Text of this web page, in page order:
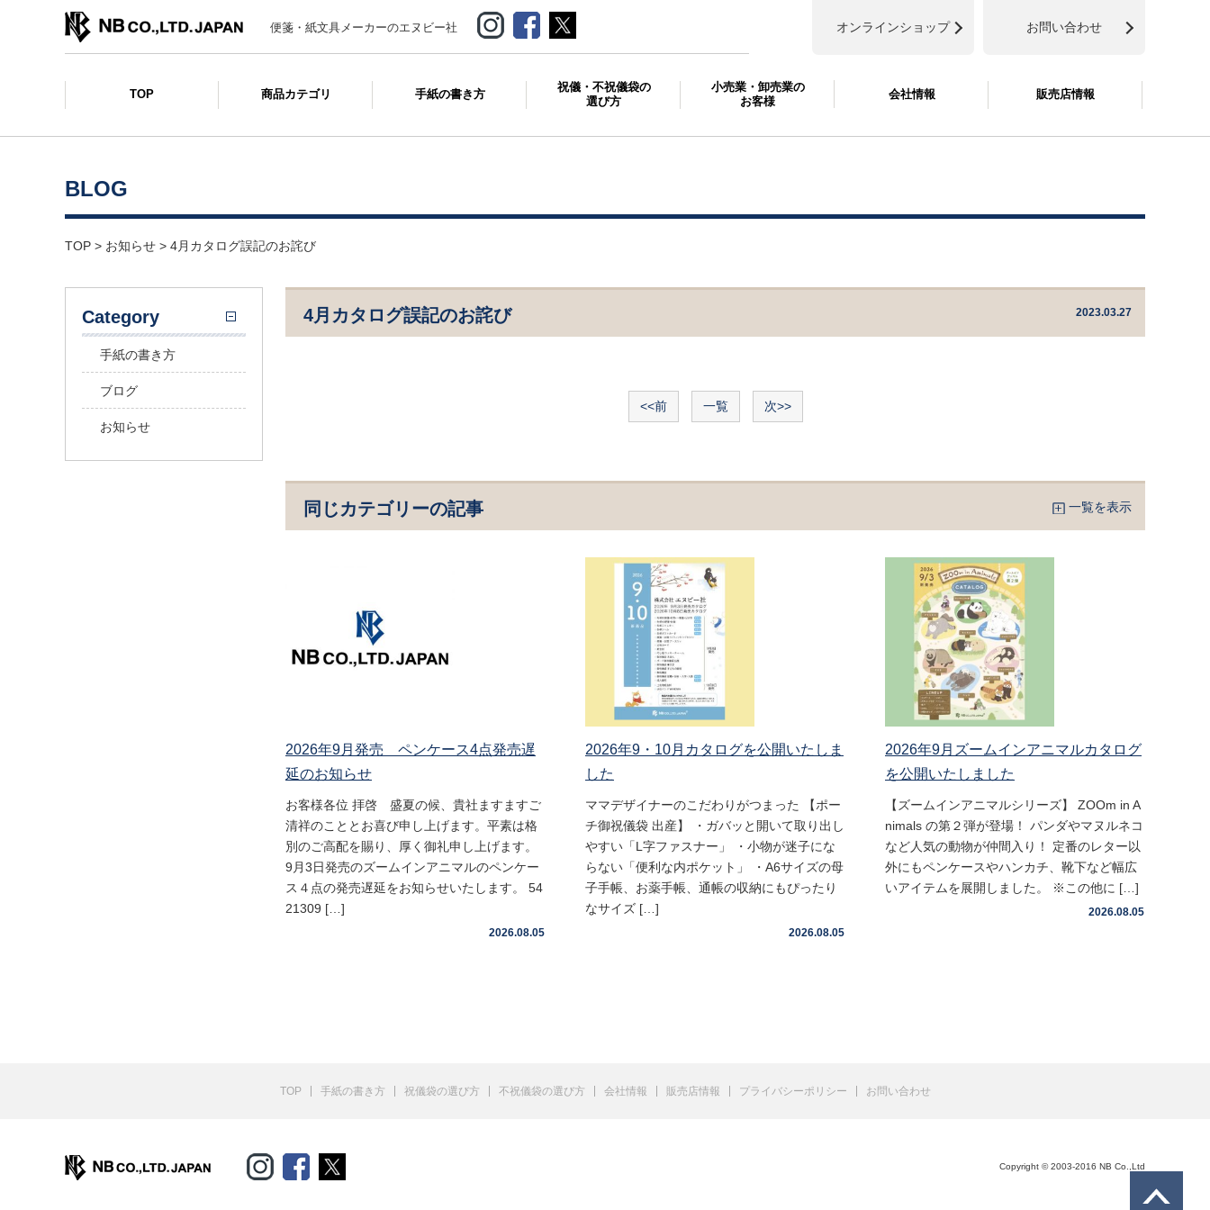
便箋・紙文具メーカーのエヌビー社 お問い合わせ
オンラインショップ
TOP 商品カテゴリ 手紙の書き方
祝儀・不祝儀袋の
選び方
小売業・卸売業の
お客様
会社情報 販売店情報
BLOG
TOP > お知らせ > 4月カタログ誤記のお詫び
4月カタログ誤記のお詫び 2023.03.27
<<前 一覧 次>>
同じカテゴリーの記事 一覧を表示
2026年9月発売 ペンケース4点発売遅
延のお知らせ
お客様各位 拝啓 盛夏の候、貴社ますますご
清祥のこととお喜び申し上げます。平素は格
別のご高配を賜り、厚く御礼申し上げます。
9月3日発売のズームインアニマルのペンケー
ス４点の発売遅延をお知らせいたします。 54
21309 […]
2026.08.05
2026年9・10月カタログを公開いたしま
した
ママデザイナーのこだわりがつまった 【ポー
チ御祝儀袋 出産】 ・ガバッと開いて取り出し
やすい「L字ファスナー」 ・小物が迷子にな
らない「便利な内ポケット」 ・A6サイズの母
子手帳、お薬手帳、通帳の収納にもぴったり
なサイズ […]
2026.08.05
2026年9月ズームインアニマルカタログ
を公開いたしました
【ズームインアニマルシリーズ】 ZOOm in A
nimals の第２弾が登場！ パンダやマヌルネコ
など人気の動物が仲間入り！ 定番のレター以
外にもペンケースやハンカチ、靴下など幅広
いアイテムを展開しました。 ※この他に […]
2026.08.05
Category
手紙の書き方
ブログ
お知らせ
TOP 手紙の書き方 祝儀袋の選び方 不祝儀袋の選び方 会社情報 販売店情報 プライバシーポリシー お問い合わせ
Copyright © 2003-2016 NB Co.,Ltd